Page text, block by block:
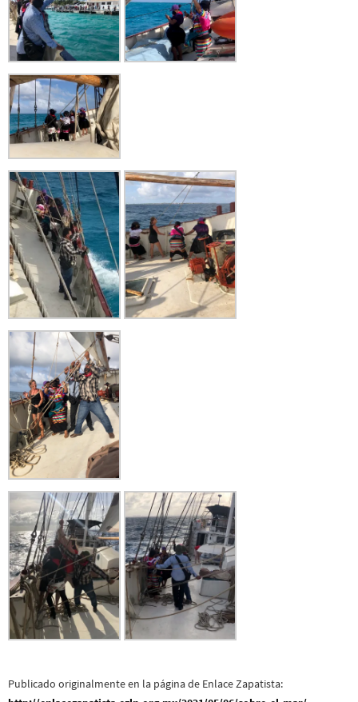
Publicado originalmente en la página de Enlace Zapatista: